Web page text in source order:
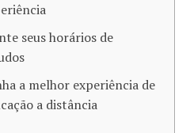
seus horários de
a melhor experiência de
a distância